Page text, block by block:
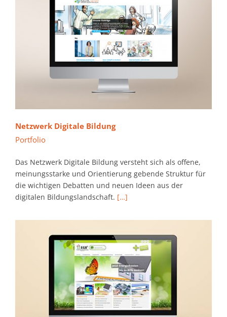
Netzwerk Digitale Bildung
Portfolio
Das Netzwerk Digitale Bildung versteht sich als offene,
meinungsstarke und Orientierung gebende Struktur für
die wichtigen Debatten und neuen Ideen aus der
digitalen Bildungslandschaft. […]